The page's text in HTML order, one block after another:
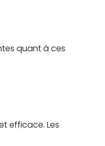
quant à ces
efficace. Les